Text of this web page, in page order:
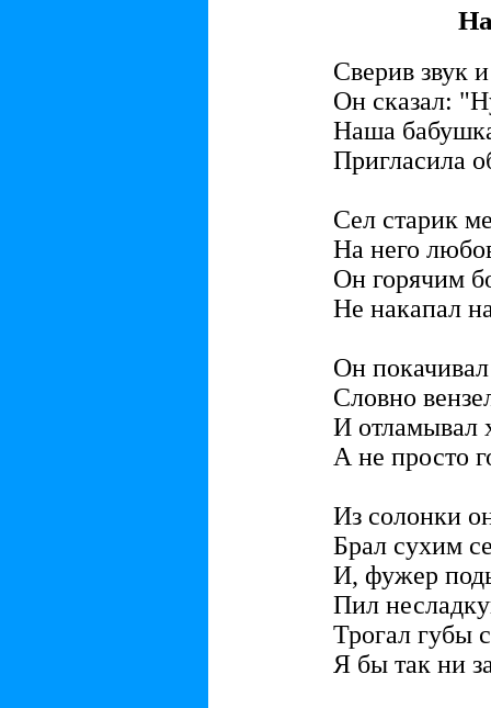
Сверив звук
Он сказал:
Наша
Пригласила
Сел старик
На него
Он горячим
Не накапал
Он
Словно
И отламывал
А не просто
Из солонки
Брал сухим
И, фужер
Пил
Трогал губы
Я бы так ни